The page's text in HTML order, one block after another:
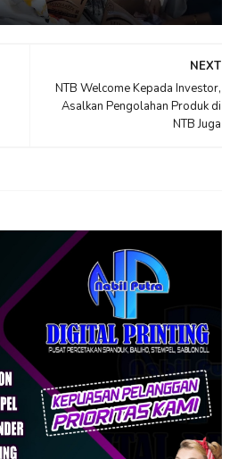
NEXT
NTB Welcome Kepada Investor,
Asalkan Pengolahan Produk di
NTB Juga